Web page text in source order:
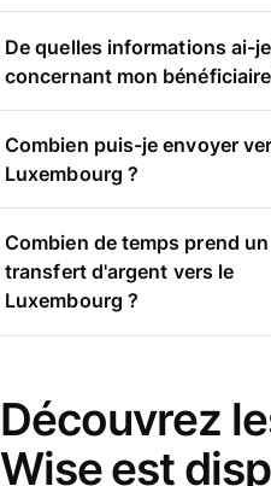
De quelles informations ai-
concernant mon
Combien puis-je envoyer
Luxembourg ?
Combien de temps prend un
transfert d'argent vers le
Luxembourg ?
Découvrez
Wise est